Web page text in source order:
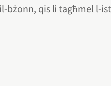
qis li tagħmel